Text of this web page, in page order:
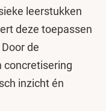
leerstukken
deze toepassen
de
concretisering
inzicht én